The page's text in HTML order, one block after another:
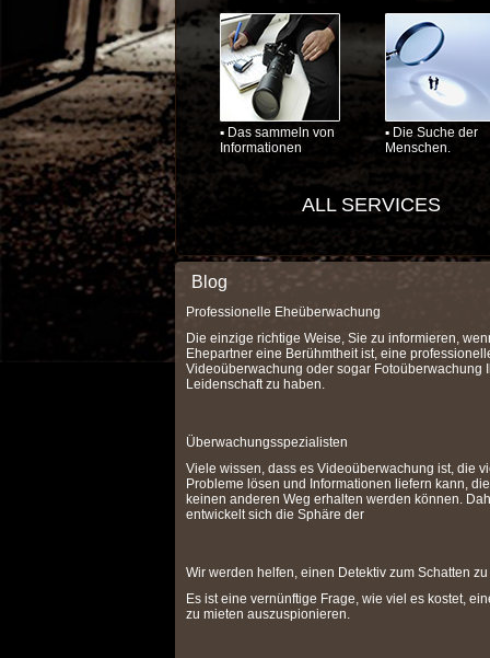
▪ Das sammeln von
Informationen
▪ Die Suche der
Menschen.
ALL SERVICES
Blog
Professionelle Eheüberwachung
Die einzige richtige Weise, Sie zu informieren,
Ehepartner eine Berühmtheit ist, eine
Videoüberwachung oder sogar Fotoüberwachung
Leidenschaft zu haben.
Überwachungsspezialisten
Viele wissen, dass es Videoüberwachung ist, die
Probleme lösen und Informationen liefern kann,
keinen anderen Weg erhalten werden können.
entwickelt sich die Sphäre der
Wir werden helfen, einen Detektiv zum Schatten
Es ist eine vernünftige Frage, wie viel es kostet,
zu mieten auszuspionieren.